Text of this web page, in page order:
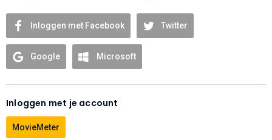
Inloggen met Facebook Twitter
Google Microsoft
Inloggen met je account
MovieMeter